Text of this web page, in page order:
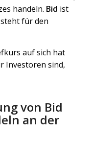
handeln. Bid ist
für den
auf sich hat
Investoren sind,
von Bid
an der